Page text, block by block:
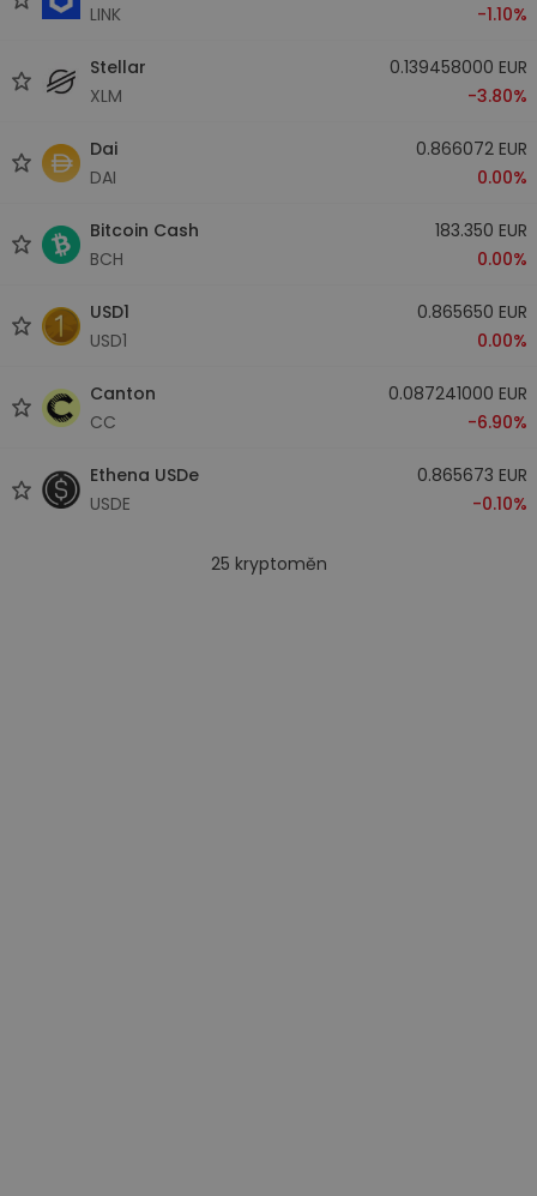
LINK
-1.10%
Stellar
XLM
0.139458000 EUR
-3.80%
Dai
DAI
0.866072 EUR
0.00%
Bitcoin Cash
BCH
183.350 EUR
0.00%
USD1
USD1
0.865650 EUR
0.00%
Canton
CC
0.087241000 EUR
-6.90%
Ethena USDe
USDE
0.865673 EUR
-0.10%
25 kryptoměn